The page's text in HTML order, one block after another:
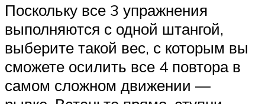
Поскольку все 3 упражнения
выполняются с одной штангой,
выберите такой вес, с которым вы
сможете осилить все 4 повтора в
самом сложном движении —